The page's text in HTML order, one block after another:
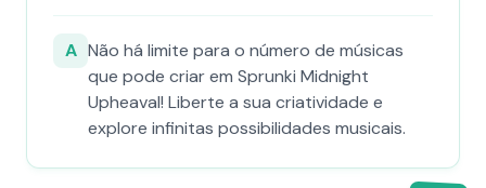
A Não há limite para o número de músicas
que pode criar em Sprunki Midnight
Upheaval! Liberte a sua criatividade e
explore infinitas possibilidades musicais.